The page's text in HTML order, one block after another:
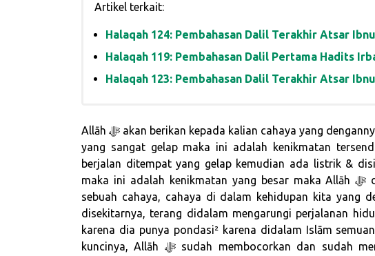
Artikel terkait:
Halaqah 124: Pembahasan Dalil Terakhir Atsar Ibnu
Halaqah 119: Pembahasan Dalil Pertama Hadits
Halaqah 123: Pembahasan Dalil Terakhir Atsar Ibnu
Allāh ﷻ akan berikan kepada kalian cahaya yang dengannya kalian akan berjalan & cahaya di tempat
yang sangat gelap maka ini adalah kenikmatan
berjalan ditempat yang gelap kemudian ada listrik &
maka ini adalah kenikmatan yang besar maka Allāh ﷻ disini mengumpamakan Islām ini sebagai
sebuah cahaya, cahaya di dalam kehidupan kita yang
disekitarnya, terang didalam mengarungi perjalanan
karena dia punya pondasi² karena didalam Islām
kuncinya, Allāh ﷻ sudah membocorkan dan sudah memberitahukan kepada kita demikan dan